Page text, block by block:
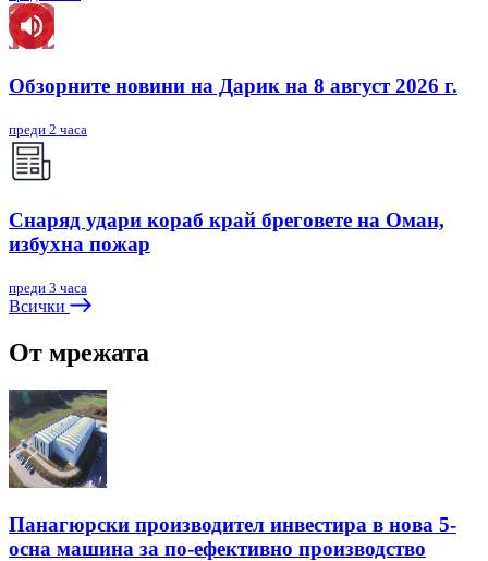
Обзорните новини на Дарик на 8 август 2026 г.
преди 2 часа
Снаряд удари кораб край бреговете на Оман,
избухна пожар
преди 3 часа
Всички
От мрежата
Панагюрски производител инвестира в нова 5-
осна машина за по-ефективно производство